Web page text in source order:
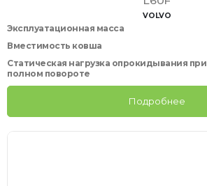
VOLVO
Эксплуатационная масса
Вместимость ковша
Статическая нагрузка опрокидывания при
полном повороте
Подробнее